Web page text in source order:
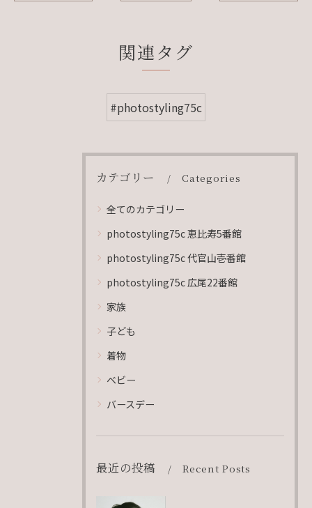
関連タグ
#photostyling75c
カテゴリー Categories
全てのカテゴリー
photostyling75c 恵比寿5番館
photostyling75c 代官山壱番館
photostyling75c 広尾22番館
家族
子ども
着物
ベビー
バースデー
最近の投稿 Recent Posts